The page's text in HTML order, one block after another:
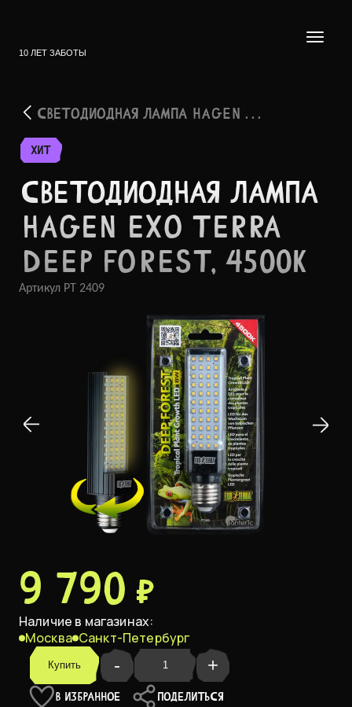
10 ЛЕТ ЗАБОТЫ
СВЕТОДИОДНАЯ ЛАМПА HAGEN . . .
ХИТ
СВЕТО­ДИОДНАЯ ЛАМПА
HAGEN EXO TERRA
DEEP FOREST, 4500K
Артикул PT 2409
9 790 ₽
Наличие в магазинах:
Москва Санкт-Петербург
Купить - +
В ИЗБРАННОЕ ПОДЕЛИТЬСЯ